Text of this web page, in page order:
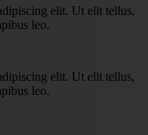
elit. Ut elit tellus,
leo.
elit. Ut elit tellus,
leo.